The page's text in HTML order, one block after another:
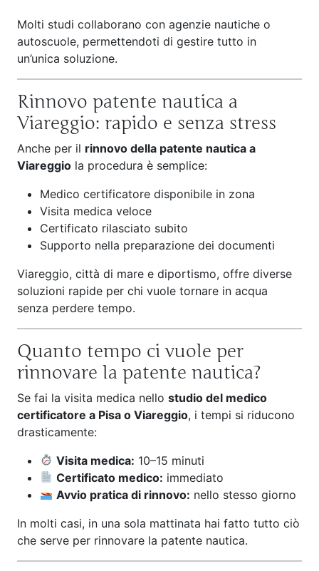
Molti studi collaborano con agenzie nautiche o
autoscuole, permettendoti di gestire tutto in
un’unica soluzione.
Rinnovo patente nautica a
Viareggio: rapido e senza stress
Anche per il rinnovo della patente nautica a
Viareggio la procedura è semplice:
Medico certificatore disponibile in zona
Visita medica veloce
Certificato rilasciato subito
Supporto nella preparazione dei documenti
Viareggio, città di mare e diportismo, offre diverse
soluzioni rapide per chi vuole tornare in acqua
senza perdere tempo.
Quanto tempo ci vuole per
rinnovare la patente nautica?
Se fai la visita medica nello studio del medico
certificatore a Pisa o Viareggio, i tempi si riducono
drasticamente:
Visita medica: 10–15 minuti
Certificato medico: immediato
Avvio pratica di rinnovo: nello stesso giorno
In molti casi, in una sola mattinata hai fatto tutto ciò
che serve per rinnovare la patente nautica.